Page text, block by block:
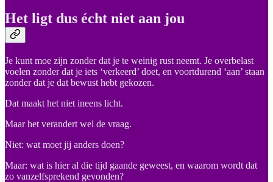
Het ligt dus écht niet aan jou
Je kunt moe zijn zonder dat je te weinig rust neemt. Je overbelast
voelen zonder dat je iets ‘verkeerd’ doet, en voortdurend ‘aan’ staan
zonder dat je dat bewust hebt gekozen.
Dat maakt het niet ineens licht.
Maar het verandert wel de vraag.
Niet: wat moet jij anders doen?
Maar: wat is hier al die tijd gaande geweest, en waarom wordt dat
zo vanzelfsprekend gevonden?